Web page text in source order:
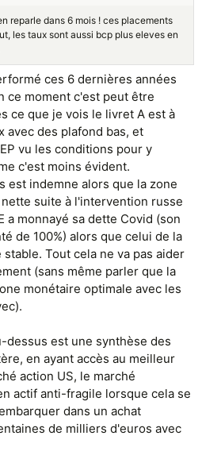
reparle dans 6 mois ! ces placements
les taux sont aussi bcp plus eleves en
ces 6 dernières années
ce moment c'est peut être
ce que je vois le livret A est à
avec des plafond bas, et
vu les conditions pour y
c'est moins évident.
est indemne alors que la zone
suite à l'intervention russe
a monnayé sa dette Covid (son
de 100%) alors que celui de la
Tout cela ne va pas aider
(sans même parler que la
monétaire optimale avec les
dessus est une synthèse des
en ayant accès au meilleur
action US, le marché
actif anti-fragile lorsque cela se
dans un achat
de milliers d'euros avec